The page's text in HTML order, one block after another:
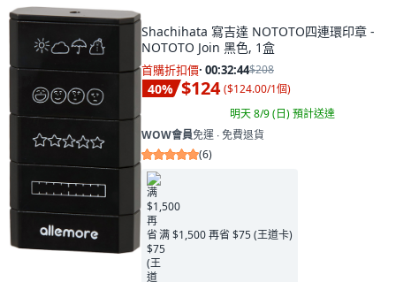
Shachihata 寫吉達 NOTOTO四連環印章 -
NOTOTO Join 黑色, 1盒
首購折扣價· 00:32:42$208
40% $124 ($124.00/1個)
明天 8/9 (日)預計送達
WOW會員免運 ∙ 免費退貨
(6)
满 $1,500 再省 $75 (王道卡)